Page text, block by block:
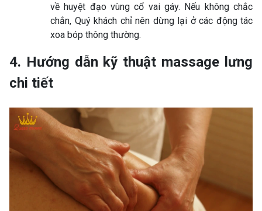
về huyệt đạo vùng cổ vai gáy. Nếu không chắc
chắn, Quý khách chỉ nên dừng lại ở các động tác
xoa bóp thông thường.
4. Hướng dẫn kỹ thuật massage lưng
chi tiết